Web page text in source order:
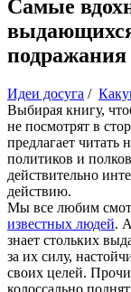
Самые
подражания
Идеи досуга /
Выбирая книгу,
не посмотрят в
предлагает читать
политиков и
действительно
действию.
Мы все любим
известных людей.
знает стольких
за их силу,
своих целей.
колоссально